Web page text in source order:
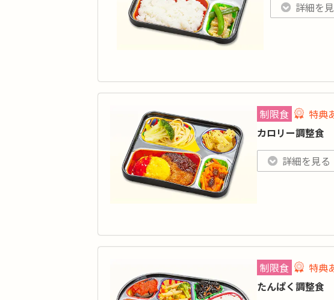
価格はごはんセット
特典あり
美味しさはそ
タンパク質
: -
品目数 : -
脂質:-／カリウム:-
詳細を
制限食
特典
カロリー調整食
特典あり 詳細
カロリーを一定
タンパク質
品目数: -
脂質:-／カリウム:-／リ
詳細を見る
制限食
特典
たんぱく調整食